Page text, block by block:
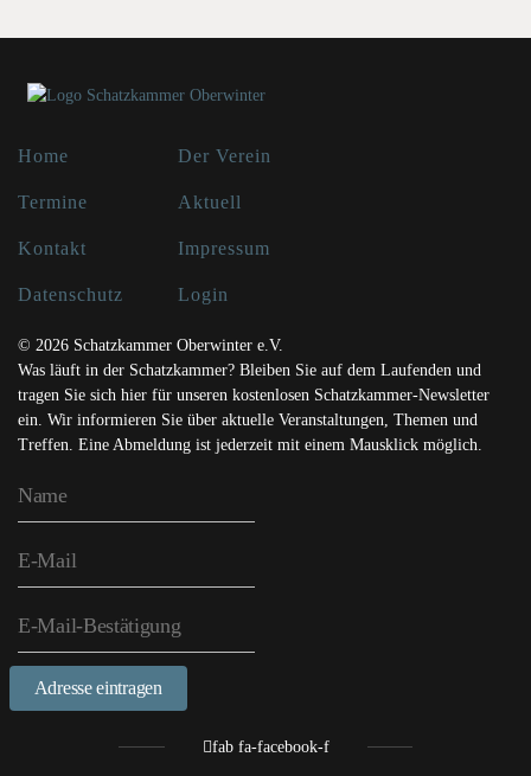
Home Der Verein
Termine Aktuell
Kontakt Impressum
Datenschutz Login
© 2026 Schatzkammer Oberwinter e.V.
Was läuft in der Schatzkammer? Bleiben Sie auf dem Laufenden und
tragen Sie sich hier für unseren kostenlosen Schatzkammer-Newsletter
ein. Wir informieren Sie über aktuelle Veranstaltungen, Themen und
Treffen. Eine Abmeldung ist jederzeit mit einem Mausklick möglich.
Adresse eintragen
fab fa-facebook-f